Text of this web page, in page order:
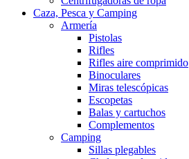
Caza, Pesca y Camping
Armería
Pistolas
Rifles
Rifles aire comprimido
Binoculares
Miras telescópicas
Escopetas
Balas y cartuchos
Complementos
Camping
Sillas plegables